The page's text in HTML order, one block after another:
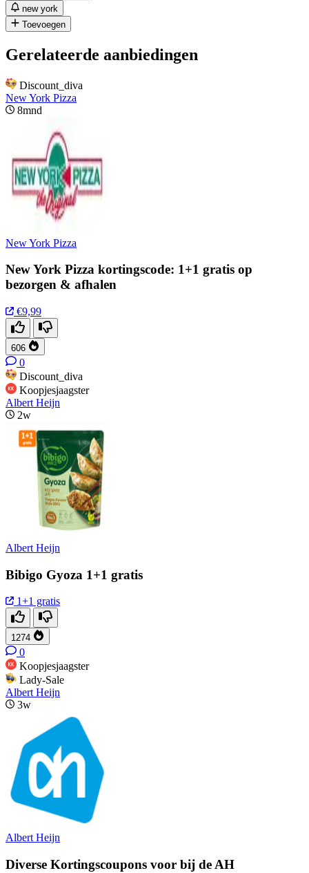
new york
Toevoegen
Gerelateerde aanbiedingen
Discount_diva
New York Pizza
8mnd
New York Pizza
New York Pizza kortingscode: 1+1 gratis op
bezorgen & afhalen
€9,99
606
0
Discount_diva
Koopjesjaagster
Albert Heijn
2w
Albert Heijn
Bibigo Gyoza 1+1 gratis
1+1 gratis
1274
0
Koopjesjaagster
Lady-Sale
Albert Heijn
3w
Albert Heijn
Diverse Kortingscoupons voor bij de AH